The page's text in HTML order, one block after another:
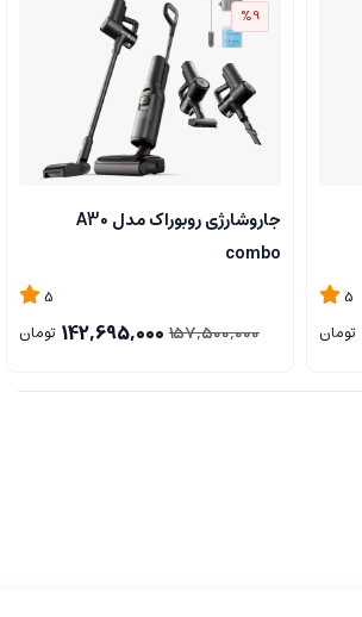
5
تومان
%9
جاروشارژی روبوراک مدل A30
combo
5
157,500,000
142,695,000 تومان